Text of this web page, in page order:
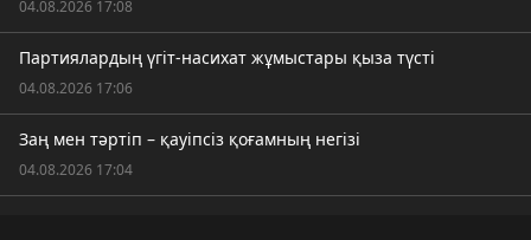
04.08.2026 17:08
Партиялардың үгіт-насихат жұмыстары қыза түсті
04.08.2026 17:06
Заң мен тәртіп – қауіпсіз қоғамның негізі
04.08.2026 17:04